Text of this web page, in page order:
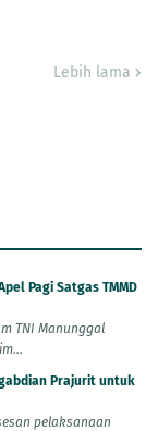
Lebih lama
Pagi Satgas TMMD
TNI Manunggal
Prajurit untuk
pelaksanaan